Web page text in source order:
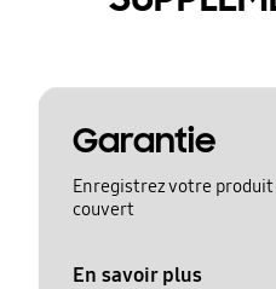
Garantie
Enregistrez votre
couvert
En savoir plus